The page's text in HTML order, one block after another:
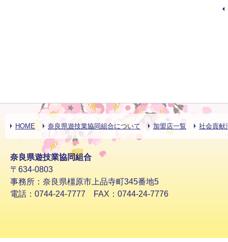
HOME 奈良県遊技業協同組合について 加盟店一覧 社会貢献
奈良県遊技業協同組合
〒634-0803
事務所：奈良県橿原市上品寺町345番地5
電話：0744-24-7777 FAX：0744-24-7776